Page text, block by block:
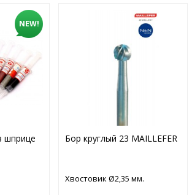
NEW!
шприце Бор круглый 23 MAILLEFER
Хвостовик Ø2,35 мм.